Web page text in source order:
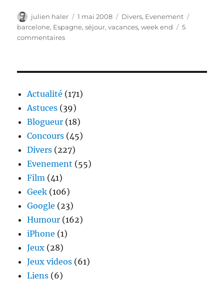
Auteur
julien haler
Publié
le
1 mai 2008 Catégories
Divers, Evenement
barcelone, Espagne,séjour,vacances,week end
5
commentairessur
Barcelone
!
Actualité (171)
Astuces (39)
Blogueur (18)
Concours (45)
Divers (227)
Evenement (55)
Film (41)
Geek (106)
Google (23)
Humour (162)
iPhone (1)
Jeux (28)
Jeux videos (61)
Liens (6)